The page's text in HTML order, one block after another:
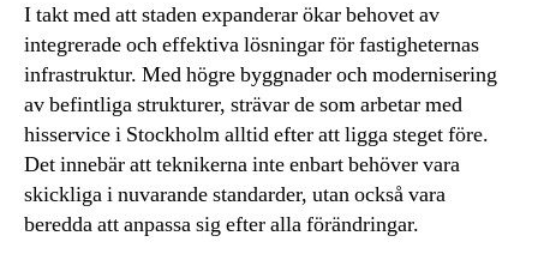
I takt med att staden expanderar ökar behovet av
integrerade och effektiva lösningar för fastigheternas
infrastruktur. Med högre byggnader och modernisering
av befintliga strukturer, strävar de som arbetar med
hisservice i Stockholm alltid efter att ligga steget före.
Det innebär att teknikerna inte enbart behöver vara
skickliga i nuvarande standarder, utan också vara
beredda att anpassa sig efter alla förändringar.